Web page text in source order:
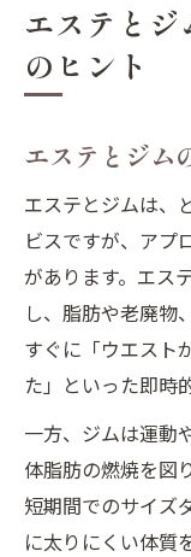
エステと
のヒント
エステとジム
エステとジムは、
ビスですが、アプ
があります。エス
し、脂肪や老廃物
すぐに「ウエスト
た」といった即時
一方、ジムは運動
体脂肪の燃焼を図
短期間でのサイズ
に太りにくい体質